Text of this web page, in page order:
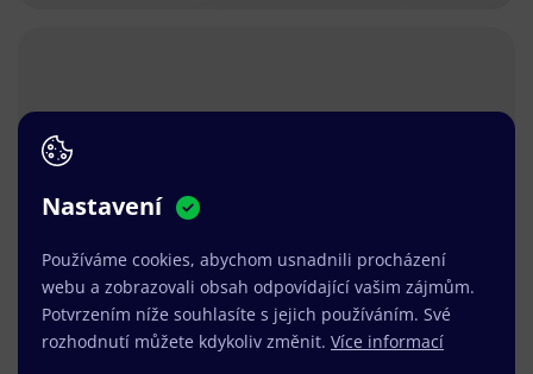
Nastavení
Používáme cookies, abychom usnadnili procházení
webu a zobrazovali obsah odpovídající vašim zájmům.
Potvrzením níže souhlasíte s jejich používáním. Své
rozhodnutí můžete kdykoliv změnit. Více informací